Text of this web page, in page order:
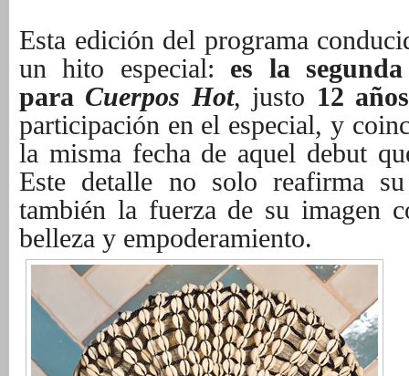
Esta edición del programa
un hito especial: es la
para Cuerpos Hot, justo 12
participación en el especial, y
la misma fecha de aquel debut
Este detalle no solo reafirma
también la fuerza de su imagen
belleza y empoderamiento.